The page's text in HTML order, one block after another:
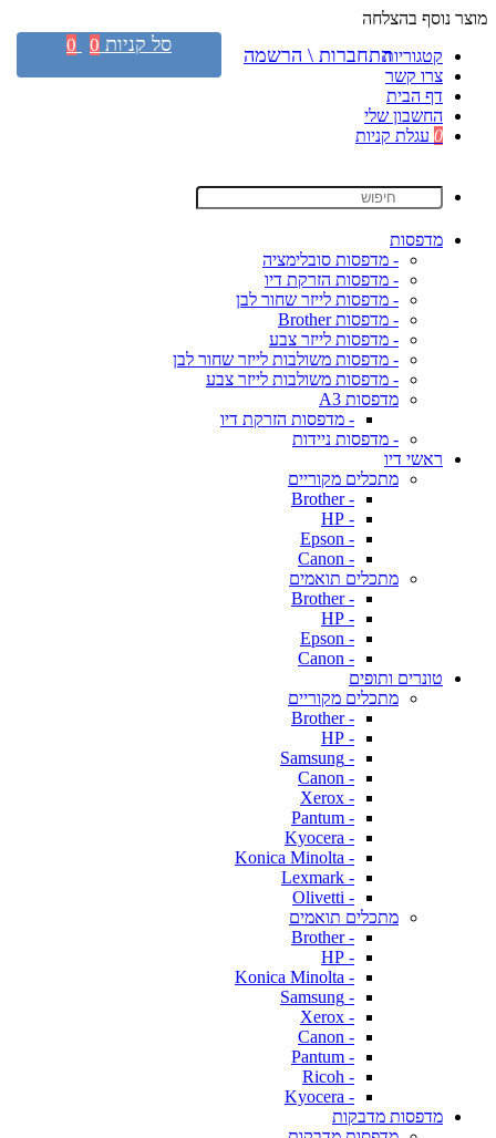
מוצר נוסף בהצלחה
קטגוריות
צרו קשר
דף הבית
החשבון שלי
0 עגלת קניות
מדפסות
- מדפסות סובלימציה
- מדפסות הזרקת דיו
- מדפסות לייזר שחור לבן
- מדפסות Brother
- מדפסות לייזר צבע
- מדפסות משולבות לייזר שחור לבן
- מדפסות משולבות לייזר צבע
מדפסות A3
- מדפסות הזרקת דיו
- מדפסות ניידות
ראשי דיו
מתכלים מקוריים
- Brother
- HP
- Epson
- Canon
מתכלים תואמים
- Brother
- HP
- Epson
- Canon
טונרים ותופים
מתכלים מקוריים
- Brother
- HP
- Samsung
- Canon
- Xerox
- Pantum
- Kyocera
- Konica Minolta
- Lexmark
- Olivetti
מתכלים תואמים
- Brother
- HP
- Konica Minolta
- Samsung
- Xerox
- Canon
- Pantum
- Ricoh
- Kyocera
מדפסות מדבקות
התחברות \ הרשמה סל קניות 0
0